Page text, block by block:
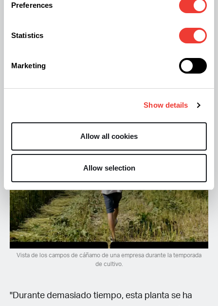
Preferences
Statistics
Marketing
Show details
Allow all cookies
Allow selection
como un tema de la industria, sino como una
historia moldeada por la ciencia, la medicina, la
política, la percepción pública, la experiencia
Vista de los campos de cáñamo de una empresa durante la temporada
de cultivo.
"Durante demasiado tiempo, esta planta se ha